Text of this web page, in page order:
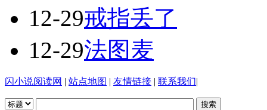
12-29戒指丢了
12-29法图麦
闪小说阅读网 | 站点地图 | 友情链接 | 联系我们|